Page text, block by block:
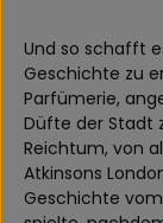
Und so schafft
Geschichte zu
Parfümerie,
Düfte der Stadt
Reichtum, von
Atkinsons
Geschichte